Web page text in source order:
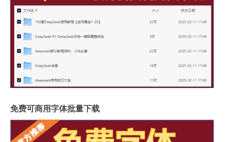
免费可商用字体批量下载